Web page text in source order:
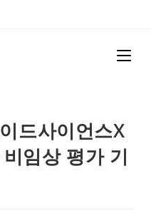
드사이언스X
임상 평가 기